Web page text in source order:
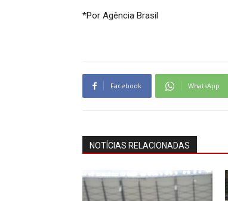
*Por Agência Brasil
Facebook WhatsApp
NOTÍCIAS RELACIONADAS